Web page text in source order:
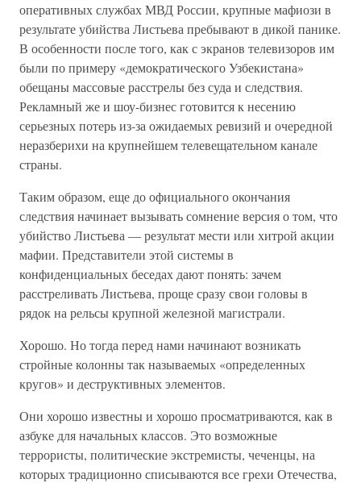
оперативных службах МВД России, крупные мафиози в
результате убийства Листьева пребывают в дикой панике.
В особенности после того, как с экранов телевизоров им
были по примеру «демократического Узбекистана»
обещаны массовые расстрелы без суда и следствия.
Рекламный же и шоу-бизнес готовится к несению
серьезных потерь из-за ожидаемых ревизий и очередной
неразберихи на крупнейшем телевещательном канале
страны.
Таким образом, еще до официального окончания
следствия начинает вызывать сомнение версия о том, что
убийство Листьева — результат мести или хитрой акции
мафии. Представители этой системы в
конфиденциальных беседах дают понять: зачем
расстреливать Листьева, проще сразу свои головы в
рядок на рельсы крупной железной магистрали.
Хорошо. Но тогда перед нами начинают возникать
стройные колонны так называемых «определенных
кругов» и деструктивных элементов.
Они хорошо известны и хорошо просматриваются, как в
азбуке для начальных классов. Это возможные
террористы, политические экстремисты, чеченцы, на
которых традиционно списываются все грехи Отечества,